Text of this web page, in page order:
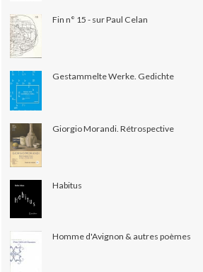
Fin n° 15 - sur Paul Celan
Gestammelte Werke. Gedichte
Giorgio Morandi. Rétrospective
Habitus
Homme d'Avignon & autres poèmes